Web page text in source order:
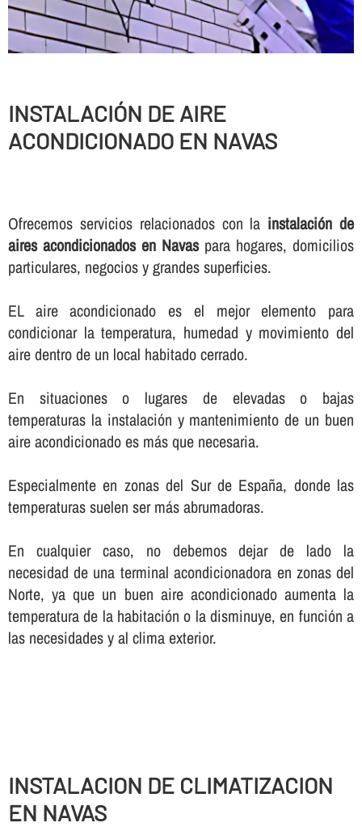
INSTALACIÓN DE AIRE
ACONDICIONADO EN NAVAS
Ofrecemos servicios relacionados con la instalación de
aires acondicionados en Navas para hogares, domicilios
particulares, negocios y grandes superficies.
EL aire acondicionado es el mejor elemento para
condicionar la temperatura, humedad y movimiento del
aire dentro de un local habitado cerrado.
En situaciones o lugares de elevadas o bajas
temperaturas la instalación y mantenimiento de un buen
aire acondicionado es más que necesaria.
Especialmente en zonas del Sur de España, donde las
temperaturas suelen ser más abrumadoras.
En cualquier caso, no debemos dejar de lado la
necesidad de una terminal acondicionadora en zonas del
Norte, ya que un buen aire acondicionado aumenta la
temperatura de la habitación o la disminuye, en función a
las necesidades y al clima exterior.
INSTALACION DE CLIMATIZACION
EN NAVAS